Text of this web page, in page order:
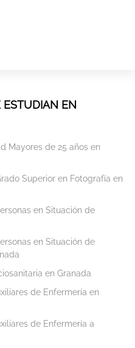
ESTUDIAN EN
Mayores de 25 años en
Superior en Fotografía en
en Situación de
en Situación de
en Granada
de Enfermería en
de Enfermería a